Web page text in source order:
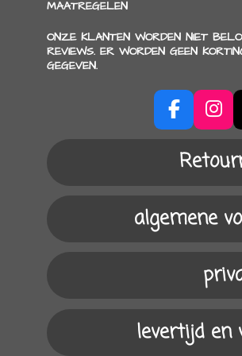
MAATREGELEN
ONZE KLANTEN WORDEN NIET
REVIEWS. ER WORDEN GEEN
GEGEVEN.
F
a
b
o
k
I
n
s
t
a
r
a
m
algemene
levertijd en